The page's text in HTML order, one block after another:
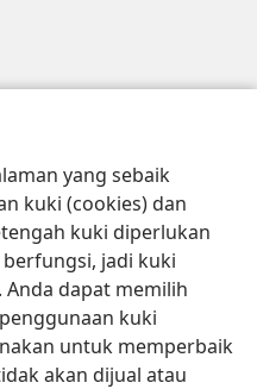
yang sebaik
kuki (cookies) dan
kuki diperlukan
jadi kuki
dapat memilih
kuki
untuk memperbaik
akan dijual atau
Watchtower